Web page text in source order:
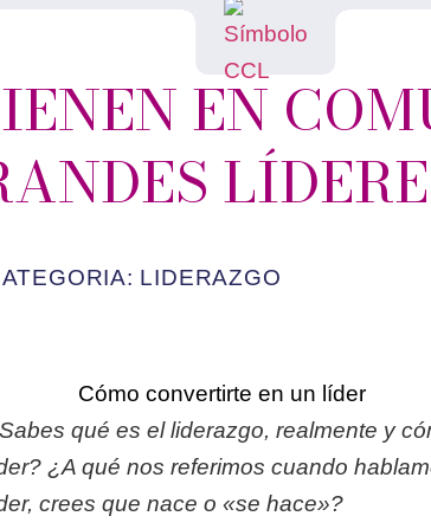
EN
LIDERAZGO
qué es el liderazgo, realmente y
¿A qué nos referimos cuando
crees que nace o «se hace»?